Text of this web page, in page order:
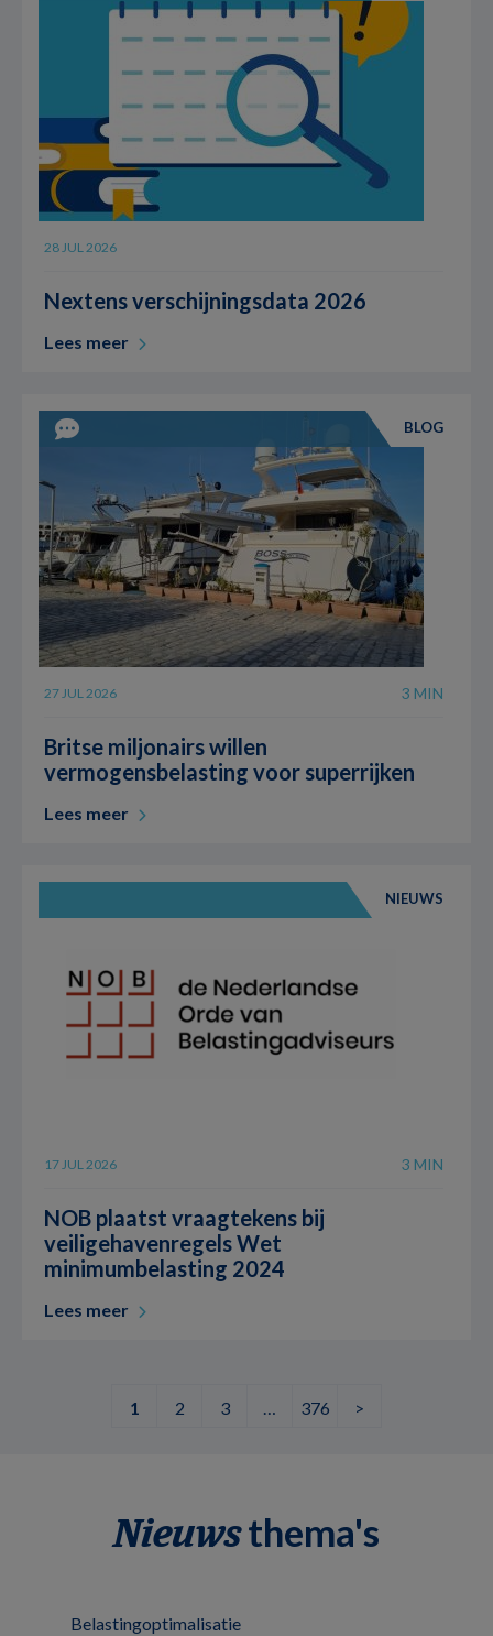
28 JUL 2026
Nextens verschijningsdata 2026
Lees meer
BLOG
27 JUL 2026 3 MIN
Britse miljonairs willen
vermogensbelasting voor superrijken
Lees meer
NIEUWS
17 JUL 2026 3 MIN
NOB plaatst vraagtekens bij
veiligehavenregels Wet
minimumbelasting 2024
Lees meer
1 2 3 … 376 >
Nieuwsthema's
Belastingoptimalisatie